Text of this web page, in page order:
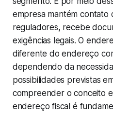
empresa mantém contato
reguladores, recebe
exigências legais. O
diferente do endereço
dependendo da
possibilidades previstas
compreender o conceito
endereço fiscal é